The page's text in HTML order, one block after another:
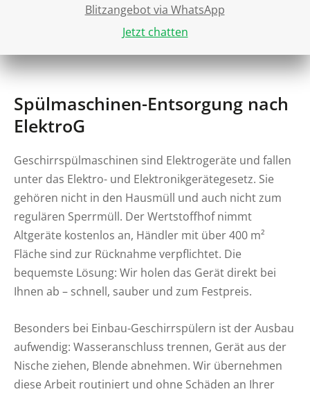
Blitzangebot via WhatsApp
Jetzt chatten
Spülmaschinen-Entsorgung nach
ElektroG
Geschirrspülmaschinen sind Elektrogeräte und fallen
unter das Elektro- und Elektronikgerätegesetz. Sie
gehören nicht in den Hausmüll und auch nicht zum
regulären Sperrmüll. Der Wertstoffhof nimmt
Altgeräte kostenlos an, Händler mit über 400 m²
Fläche sind zur Rücknahme verpflichtet. Die
bequemste Lösung: Wir holen das Gerät direkt bei
Ihnen ab – schnell, sauber und zum Festpreis.
Besonders bei Einbau-Geschirrspülern ist der Ausbau
aufwendig: Wasseranschluss trennen, Gerät aus der
Nische ziehen, Blende abnehmen. Wir übernehmen
diese Arbeit routiniert und ohne Schäden an Ihrer